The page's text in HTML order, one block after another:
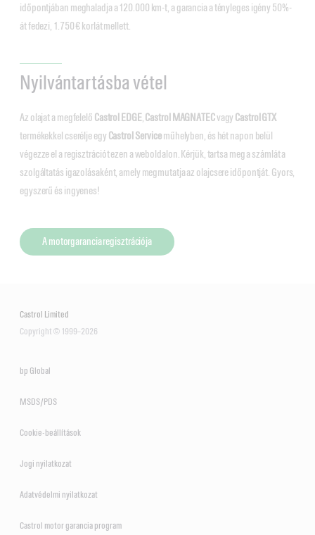
időpontjában meghaladja a 120.000 km-t, a garancia a tényleges igény 50%-
át fedezi, 1.750 € korlát mellett.
Nyilvántartásba vétel
Az olajat a megfelelő Castrol EDGE, Castrol MAGNATECvagy Castrol GTX
termékekkel cserélje egy Castrol Serviceműhelyben, és hét napon belül
végezze el a regisztrációt ezen a weboldalon. Kérjük, tartsa meg a számlát a
szolgáltatás igazolásaként, amely megmutatja az olajcsere időpontját. Gyors,
egyszerű és ingyenes!
A motorgarancia regisztrációja
Castrol Limited
Copyright © 1999–2026
bp Global
MSDS/PDS
Cookie-beállítások
Jogi nyilatkozat
Adatvédelmi nyilatkozat
Castrol motor garancia program